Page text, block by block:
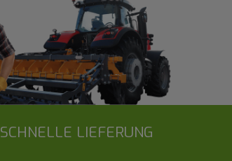
SCHNELLE LIEFERUNG